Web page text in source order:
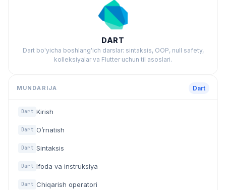
DART
Dart bo'yicha boshlang'ich darslar: sintaksis, OOP, null safety,
kolleksiyalar va Flutter uchun til asoslari.
MUNDARIJA Dart
Dart Kirish
Dart O’rnatish
Dart Sintaksis
Dart Ifoda va instruksiya
Dart Chiqarish operatori